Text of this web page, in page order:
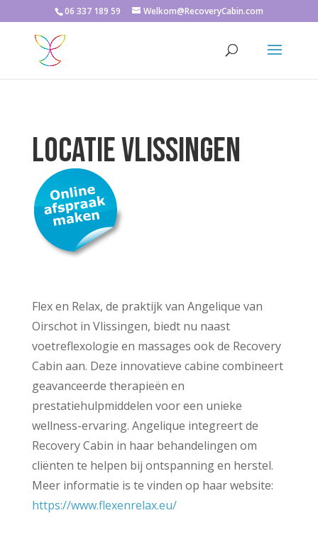
06 337 189 59 Welkom@RecoveryCabin.com
LOCATIE vlissingen
Flex en Relax, de praktijk van Angelique van
Oirschot in Vlissingen, biedt nu naast
voetreflexologie en massages ook de Recovery
Cabin aan. Deze innovatieve cabine combineert
geavanceerde therapieën en
prestatiehulpmiddelen voor een unieke
wellness-ervaring. Angelique integreert de
Recovery Cabin in haar behandelingen om
cliënten te helpen bij ontspanning en herstel.
Meer informatie is te vinden op haar website:
https://www.flexenrelax.eu/